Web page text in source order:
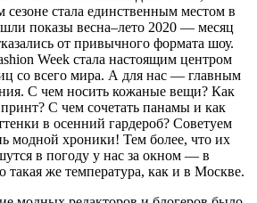
сезоне стала единственным местом в
показы весна–лето 2020 — месяц
от привычного формата шоу.
Week стала настоящим центром
со всего мира. А для нас — главным
С чем носить кожаные вещи? Как
С чем сочетать панамы и как
в осенний гардероб? Советуем
модной хроники! Тем более, что их
в погоду у нас за окном — в
такая же температура, как и в Москве.